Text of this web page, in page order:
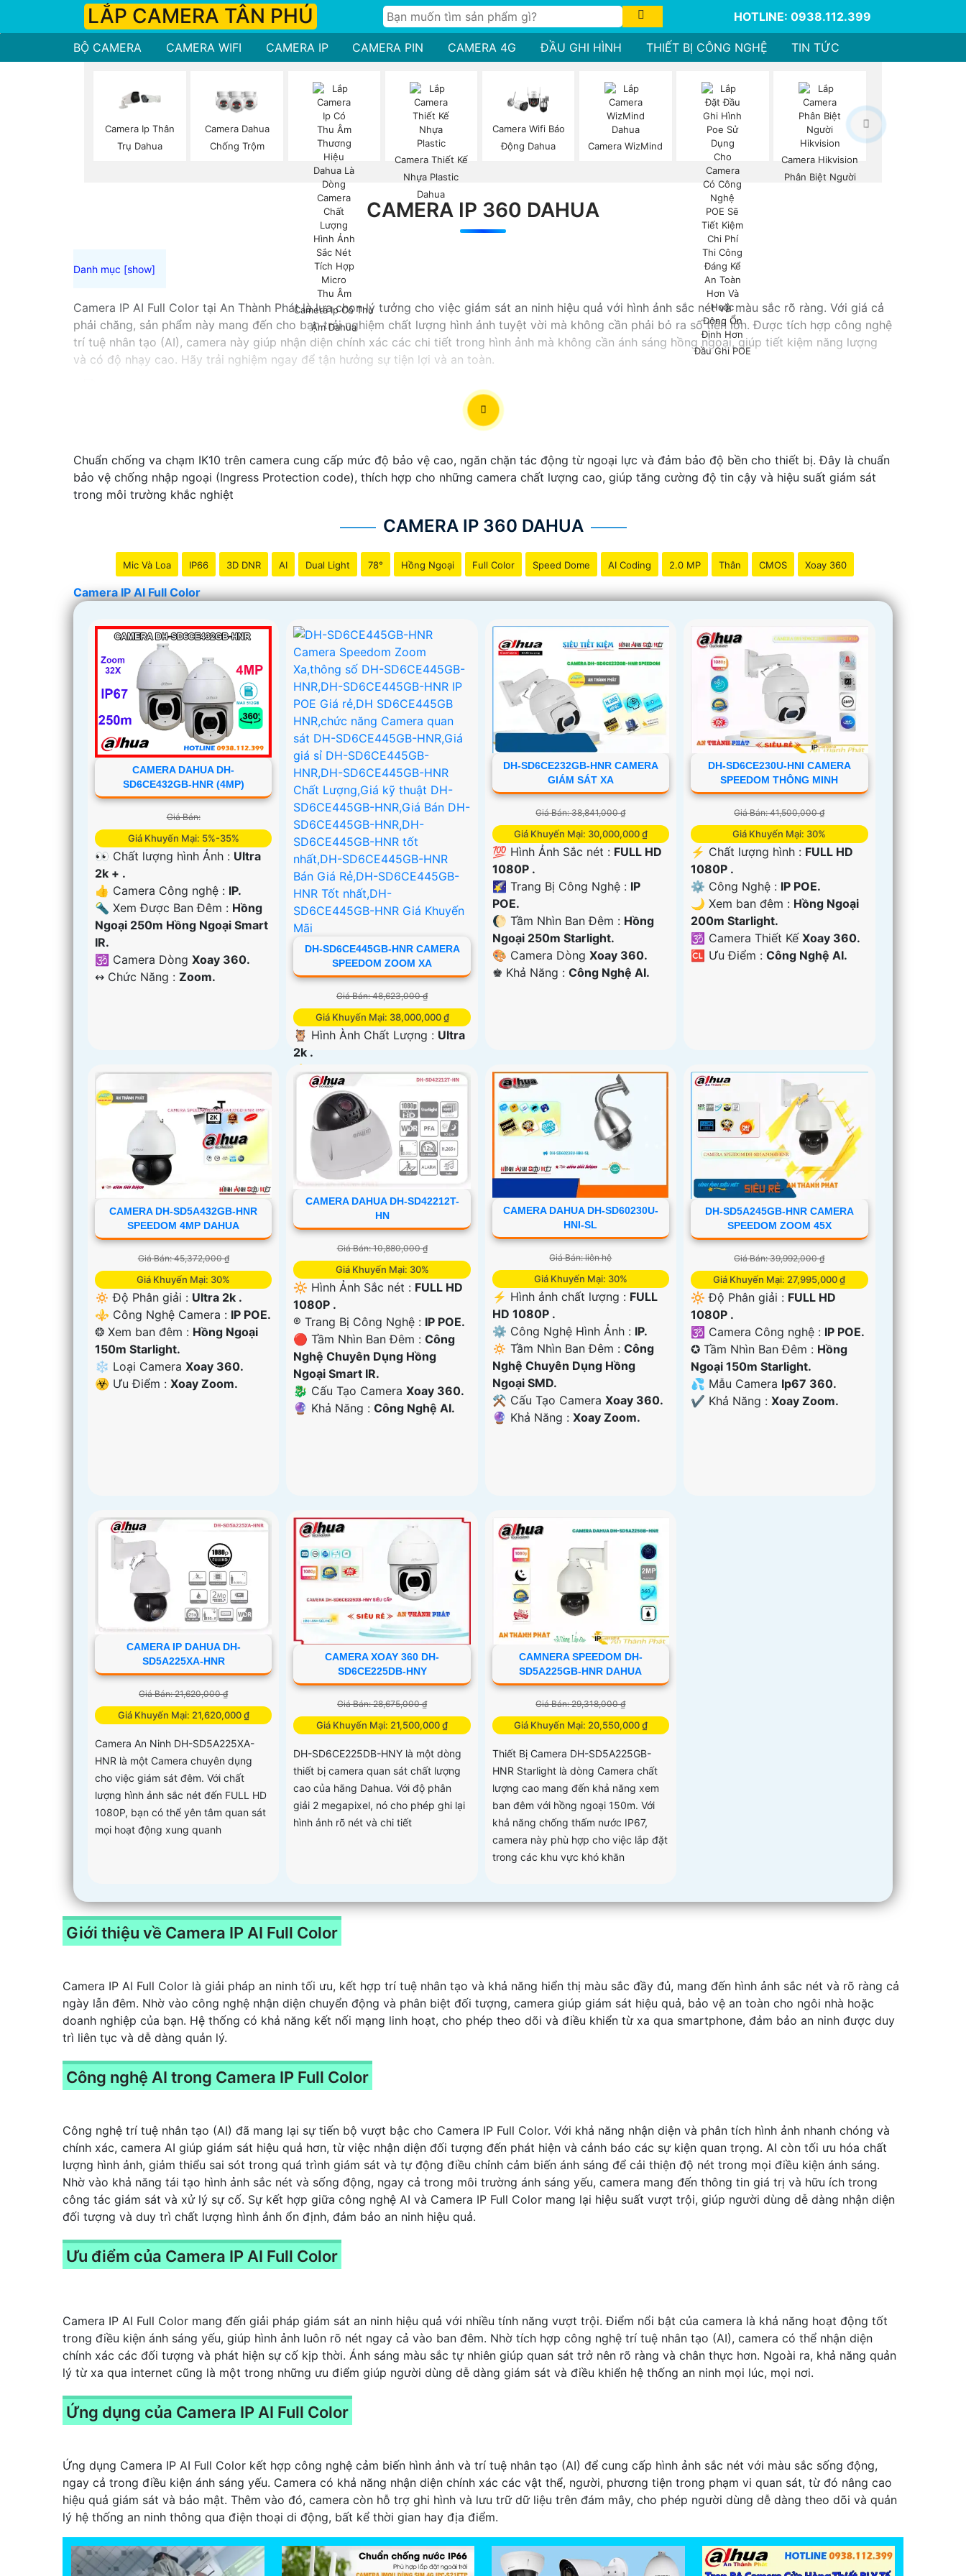
LẮP CAMERA TÂN PHÚ HOTLINE: 0938.112.399
BỘ CAMERA CAMERA WIFI CAMERA IP CAMERA PIN CAMERA 4G ĐẦU GHI HÌNH THIẾT BỊ CÔNG NGHỆ TIN TỨC
Camera Ip Thân
Trụ Dahua
Camera Dahua
Chống Trộm
Camera Ip Có Thu
Ậm Dahua
Camera Thiết Kế
Nhựa Plastic
Dahua
Camera Wifi Báo
Động Dahua
Camera WizMind
Đầu Ghi POE
Camera Hikvision
Phân Biệt Người
CAMERA IP 360 DAHUA
Camera IP AI Full Color tại An Thành Phát là lựa chọn lý tưởng cho việc giám sát an ninh hiệu quả với hình ảnh sắc nét và màu sắc rõ ràng. Với giá cả
phải chăng, sản phẩm này mang đến cho bạn trải nghiệm chất lượng hình ảnh tuyệt vời mà không cần phải bỏ ra số tiền lớn. Được tích hợp công nghệ
trí tuệ nhân tạo (AI), camera này giúp nhận diện chính xác các chi tiết trong hình ảnh mà không cần ánh sáng hồng ngoại, giúp tiết kiệm năng lượng
và có độ nhạy cao. Hãy trải nghiệm ngay để tận hưởng sự tiện lợi và an toàn.
Chuẩn chống va chạm IK10 trên camera cung cấp mức độ bảo vệ cao, ngăn chặn tác động từ ngoại lực và đảm bảo độ bền cho thiết bị. Đây là chuẩn
bảo vệ chống nhập ngoại (Ingress Protection code), thích hợp cho những camera chất lượng cao, giúp tăng cường độ tin cậy và hiệu suất giám sát
trong môi trường khắc nghiệt
CAMERA IP 360 DAHUA
Mic Và Loa IP66 3D DNR AI Dual Light 78° Hồng Ngoại Full Color Speed Dome AI Coding 2.0 MP Thân CMOS Xoay 360
Camera IP AI Full Color
CAMERA DAHUA DH-
SD6CE432GB-HNR (4MP)
Giá Bán:
Giá Khuyến Mại: 5%-35%
👀 Chất lượng hình Ảnh : Ultra
2k + .
👍 Camera Công nghệ : IP.
🔦 Xem Được Ban Đêm : Hồng
Ngoại 250m Hồng Ngoại Smart
IR.
🕉️ Camera Dòng Xoay 360.
️↭ Chức Năng : Zoom.
DH-SD6CE445GB-HNR CAMERA
SPEEDOM ZOOM XA
Giá Bán: 48,623,000 ₫
Giá Khuyến Mại: 38,000,000 ₫
🦉 Hình Ành Chất Lượng : Ultra
2k .
👍 Tích hợp công nghệ :IP POE.
🌜 Xem ban đêm :
Hồng Ngoại
250m Starlight.
👑 Mẫu Camera Xoay 360.
️₤ Ưu Điểm :Công Nghệ AI.
DH-SD6CE232GB-HNR CAMERA
GIÁM SÁT XA
Giá Bán: 38,841,000 ₫
Giá Khuyến Mại: 30,000,000 ₫
💯 Hình Ảnh Sắc nét : FULL HD
1080P .
🌠 Trang Bị Công Nghệ : IP
POE.
🌔 Tầm Nhìn Ban Đêm : Hồng
Ngoại 250m Starlight.
🎨 Camera Dòng Xoay 360.
️♚ Khả Năng : Công Nghệ AI.
DH-SD6CE230U-HNI CAMERA
SPEEDOM THÔNG MINH
Giá Bán: 41,500,000 ₫
Giá Khuyến Mại: 30%
️⚡ Chất lượng hình : FULL HD
1080P .
⚙ Công Nghệ : IP POE.
🌙 Xem ban đêm : Hồng Ngoại
200m Starlight.
🕉️ Camera Thiết KếXoay 360.
️🆑 Ưu Điểm :Công Nghệ AI.
CAMERA DH-SD5A432GB-HNR
SPEEDOM 4MP DAHUA
Giá Bán: 45,372,000 ₫
Giá Khuyến Mại: 30%
🔅 Độ Phân giải : Ultra 2k .
⚜️ Công Nghệ Camera : IP POE.
❂ Xem ban đêm : Hồng Ngoại
150m Starlight.
❄ Loại Camera Xoay 360.
️☣️ Ưu Điểm : Xoay Zoom.
CAMERA DAHUA DH-SD42212T-
HN
Giá Bán: 10,880,000 ₫
Giá Khuyến Mại: 30%
🔆 Hình Ảnh Sắc nét : FULL HD
1080P .
®️ Trang Bị Công Nghệ : IP POE.
🔴 Tầm Nhìn Ban Đêm :Công
Nghệ Chuyên Dụng Hồng
Ngoại Smart IR.
🐉️ Cấu Tạo CameraXoay 360.
️🔮 Khả Năng :Công Nghệ AI.
CAMERA DAHUA DH-SD60230U-
HNI-SL
Giá Bán: liên hệ
Giá Khuyến Mại: 30%
️⚡ Hình ảnh chất lượng : FULL
HD 1080P .
⚙ Công Nghệ Hình Ảnh : IP.
🔅 Tầm Nhìn Ban Đêm : Công
Nghệ Chuyên Dụng Hồng
Ngoại SMD.
⚒ Cấu Tạo Camera Xoay 360.
️🔮 Khả Năng : Xoay Zoom.
DH-SD5A245GB-HNR CAMERA
SPEEDOM ZOOM 45X
Giá Bán: 39,992,000 ₫
Giá Khuyến Mại: 27,995,000 ₫
🔆 Độ Phân giải : FULL HD
1080P .
🕉️ Camera Công nghệ : IP POE.
✪ Tầm Nhìn Ban Đêm : Hồng
Ngoại 150m Starlight.
💦 Mẫu Camera Ip67 360.
️✔️ Khả Năng :Xoay Zoom.
CAMERA IP DAHUA DH-
SD5A225XA-HNR
Giá Bán: 21,620,000 ₫
Giá Khuyến Mại: 21,620,000 ₫
Camera An Ninh DH-SD5A225XA-
HNR là một Camera chuyên dụng
cho việc giám sát đêm. Với chất
lượng hình ảnh sắc nét đến FULL HD
1080P, bạn có thể yên tâm quan sát
mọi hoạt động xung quanh
CAMERA XOAY 360 DH-
SD6CE225DB-HNY
Giá Bán: 28,675,000 ₫
Giá Khuyến Mại: 21,500,000 ₫
DH-SD6CE225DB-HNY là một dòng
thiết bị camera quan sát chất lượng
cao của hãng Dahua. Với độ phân
giải 2 megapixel, nó cho phép ghi lại
hình ảnh rõ nét và chi tiết
CAMNERA SPEEDOM DH-
SD5A225GB-HNR DAHUA
Giá Bán: 29,318,000 ₫
Giá Khuyến Mại: 20,550,000 ₫
Thiết Bị Camera DH-SD5A225GB-
HNR Starlight là dòng Camera chất
lượng cao mang đến khả năng xem
ban đêm với hồng ngoại 150m. Với
khả năng chống thấm nước IP67,
camera này phù hợp cho việc lắp đặt
trong các khu vực khó khăn
Giới thiệu về Camera IP AI Full Color
Camera IP AI Full Color là giải pháp an ninh tối ưu, kết hợp trí tuệ nhân tạo và khả năng hiển thị màu sắc đầy đủ, mang đến hình ảnh sắc nét và rõ ràng cả
ngày lẫn đêm. Nhờ vào công nghệ nhận diện chuyển động và phân biệt đối tượng, camera giúp giám sát hiệu quả, bảo vệ an toàn cho ngôi nhà hoặc
doanh nghiệp của bạn. Hệ thống có khả năng kết nối mạng linh hoạt, cho phép theo dõi và điều khiển từ xa qua smartphone, đảm bảo an ninh được duy
trì liên tục và dễ dàng quản lý.
Công nghệ AI trong Camera IP Full Color
Công nghệ trí tuệ nhân tạo (AI) đã mang lại sự tiến bộ vượt bậc cho Camera IP Full Color. Với khả năng nhận diện và phân tích hình ảnh nhanh chóng và
chính xác, camera AI giúp giám sát hiệu quả hơn, từ việc nhận diện đối tượng đến phát hiện và cảnh báo các sự kiện quan trọng. AI còn tối ưu hóa chất
lượng hình ảnh, giảm thiểu sai sót trong quá trình giám sát và tự động điều chỉnh cảm biến ánh sáng để cải thiện độ nét trong mọi điều kiện ánh sáng.
Nhờ vào khả năng tái tạo hình ảnh sắc nét và sống động, ngay cả trong môi trường ánh sáng yếu, camera mang đến thông tin giá trị và hữu ích trong
công tác giám sát và xử lý sự cố. Sự kết hợp giữa công nghệ AI và Camera IP Full Color mang lại hiệu suất vượt trội, giúp người dùng dễ dàng nhận diện
đối tượng và duy trì chất lượng hình ảnh ổn định, đảm bảo an ninh hiệu quả.
Ưu điểm của Camera IP AI Full Color
Camera IP AI Full Color mang đến giải pháp giám sát an ninh hiệu quả với nhiều tính năng vượt trội. Điểm nổi bật của camera là khả năng hoạt động tốt
trong điều kiện ánh sáng yếu, giúp hình ảnh luôn rõ nét ngay cả vào ban đêm. Nhờ tích hợp công nghệ trí tuệ nhân tạo (AI), camera có thể nhận diện
chính xác các đối tượng và phát hiện sự cố kịp thời. Ánh sáng màu sắc tự nhiên giúp quan sát trở nên rõ ràng và chân thực hơn. Ngoài ra, khả năng quản
lý từ xa qua internet cũng là một trong những ưu điểm giúp người dùng dễ dàng giám sát và điều khiển hệ thống an ninh mọi lúc, mọi nơi.
Ứng dụng của Camera IP AI Full Color
Ứng dụng Camera IP AI Full Color kết hợp công nghệ cảm biến hình ảnh và trí tuệ nhân tạo (AI) để cung cấp hình ảnh sắc nét với màu sắc sống động,
ngay cả trong điều kiện ánh sáng yếu. Camera có khả năng nhận diện chính xác các vật thể, người, phương tiện trong phạm vi quan sát, từ đó nâng cao
hiệu quả giám sát và bảo mật. Thêm vào đó, camera còn hỗ trợ ghi hình và lưu trữ dữ liệu trên đám mây, cho phép người dùng dễ dàng theo dõi và quản
lý hệ thống an ninh thông qua điện thoại di động, bất kể thời gian hay địa điểm.